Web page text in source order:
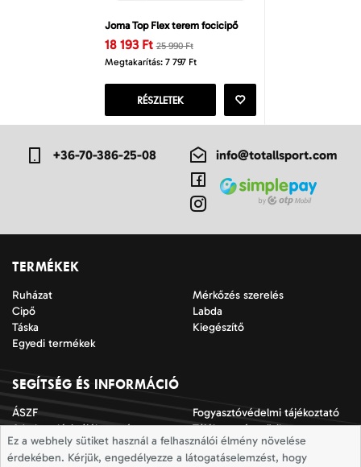
Joma Top Flex terem focicipő
18 193 Ft 25 990 Ft
Megtakarítás: 7 797 Ft
RÉSZLETEK
+36-70-386-25-08 info@totallsport.com
TERMÉKEK
Ruházat
Mérkőzés szerelés
Cipő
Labda
Táska
Kiegészítő
Egyedi termékek
SEGÍTSÉG ÉS INFORMÁCIÓ
ÁSZF
Fogyasztóvédelmi tájékoztató
Adatkezelési tájékoztató
Tájékoztató a sütik
alkalmazásáról
Jogi nyilatkozat
Impresszum
Ez a webhely sütiket használ a felhasználói élmény növelése
érdekében. Kérjük, engedélyezze a látogatáselemzést, hogy